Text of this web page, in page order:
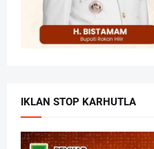
IKLAN STOP KARHUTLA